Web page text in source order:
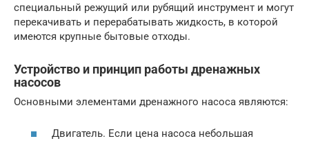
специальный режущий или рубящий инструмент и могут
перекачивать и перерабатывать жидкость, в которой
имеются крупные бытовые отходы.
Устройство и принцип работы дренажных
насосов
Основными элементами дренажного насоса являются:
Двигатель. Если цена насоса небольшая